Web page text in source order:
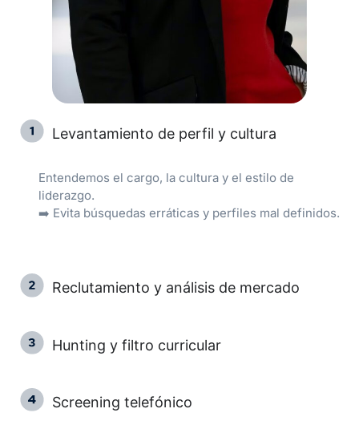
Levantamiento de perfil y cultura
Entendemos el cargo, la cultura y el estilo de
liderazgo.
➡️ Evita búsquedas erráticas y perfiles mal definidos.
Reclutamiento y análisis de mercado
Hunting y filtro curricular
Screening telefónico